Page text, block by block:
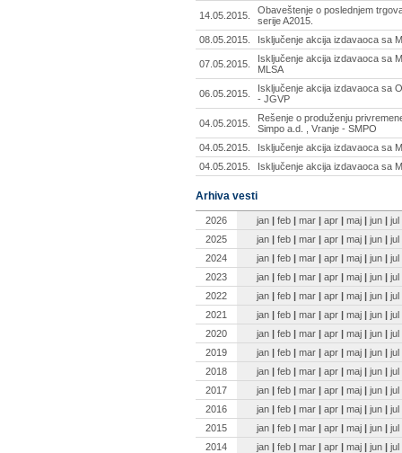
14.05.2015.
Obaveštenje o poslednjem
serije A2015.
08.05.2015.
Isključenje akcija izdavaoca sa
07.05.2015.
Isključenje akcija izdavaoca sa
MLSA
06.05.2015.
Isključenje akcija izdavaoca sa
- JGVP
04.05.2015.
Rešenje o produženju
Simpo a.d. , Vranje - SMPO
04.05.2015.
Isključenje akcija izdavaoca sa
04.05.2015.
Isključenje akcija izdavaoca sa
Arhiva vesti
2026 jan | feb | mar | apr | maj | jun | jul
2025
jan | feb | mar | apr | maj | jun | jul
2024
jan | feb | mar | apr | maj | jun | jul
2023
jan | feb | mar | apr | maj | jun | jul
2022
jan | feb | mar | apr | maj | jun | jul
2021
jan | feb | mar | apr | maj | jun | jul
2020
jan | feb | mar | apr | maj | jun | jul
2019
jan | feb | mar | apr | maj | jun | jul
2018
jan | feb | mar | apr | maj | jun | jul
2017
jan | feb | mar | apr | maj | jun | jul
2016
jan | feb | mar | apr | maj | jun | jul
2015
jan | feb | mar | apr | maj | jun | jul
2014
jan | feb | mar | apr | maj | jun | jul